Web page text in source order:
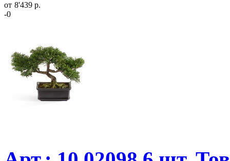
от 8'439 р.
-0